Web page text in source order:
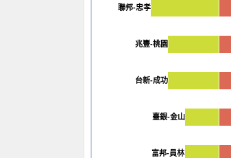
聯邦-忠孝
聯邦-忠孝
兆豐-桃園
兆豐-桃園
台新-成功
台新-成功
臺銀-金山
臺銀-金山
富邦-員林
富邦-員林